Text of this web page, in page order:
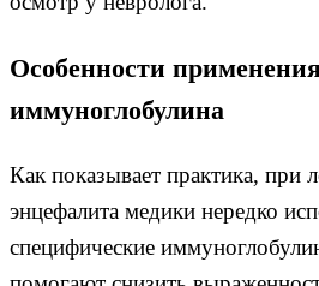
Особенности
иммуноглобулина
Как показывает практика, при
энцефалита медики нередко
специфические